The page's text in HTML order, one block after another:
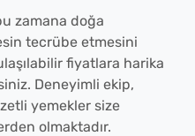
zamana doğa
tecrübe etmesini
fiyatlara harika
Deneyimli ekip,
yemekler size
olmaktadır.